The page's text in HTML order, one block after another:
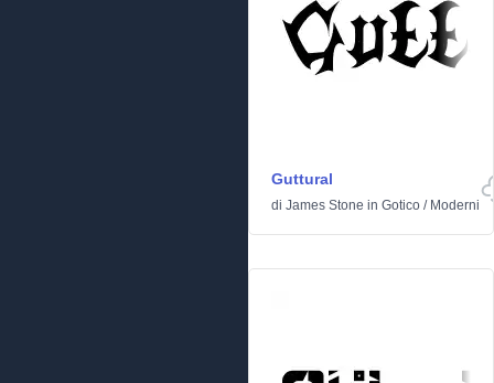
Guttural
di James Stone in Gotico / Moderni